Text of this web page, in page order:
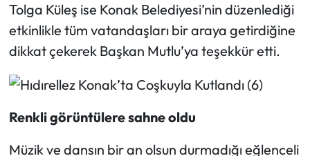
Tolga Küleş ise Konak Belediyesi’nin düzenlediği
etkinlikle tüm vatandaşları bir araya getirdiğine
dikkat çekerek Başkan Mutlu’ya teşekkür etti.
Renkli görüntülere sahne oldu
Müzik ve dansın bir an olsun durmadığı eğlenceli